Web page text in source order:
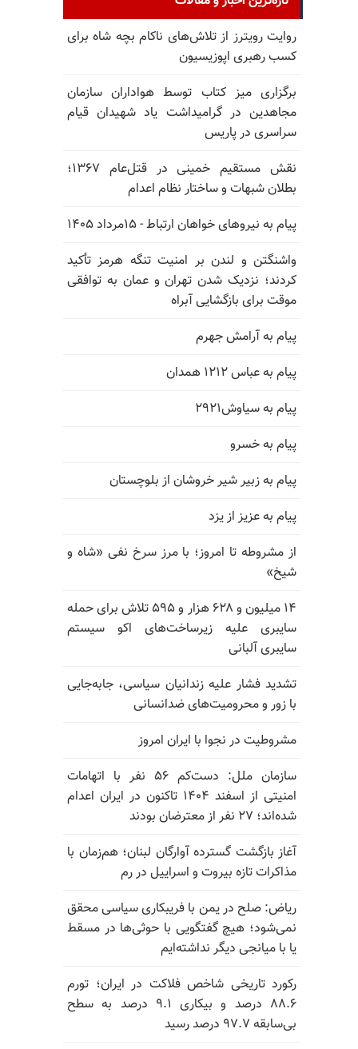
روایت رویترز از تلاش‌های ناکام بچه شاه برای
کسب رهبری اپوزیسیون
برگزاری میز کتاب توسط هواداران سازمان
مجاهدین در گرامیداشت یاد شهیدان قیام
سراسری در پاریس
نقش مستقیم خمینی در قتل‌عام ۱۳۶۷؛
بطلان شبهات و ساختار نظام اعدام
پیام به نیروهای خواهان ارتباط - ۱۵مرداد ۱۴۰۵
واشنگتن و لندن بر امنیت تنگه هرمز تأکید
کردند؛ نزدیک شدن تهران و عمان به توافقی
موقت برای بازگشایی آبراه
پیام به آرامش جهرم
پیام به عباس ۱۲۱۲ همدان
پیام به سیاوش۲۹۲۱
پیام به خسرو
پیام به زبیر شیر خروشان از بلوچستان
پیام به عزیز از یزد
از مشروطه تا امروز؛ با مرز سرخ نفی «شاه و
شیخ»
۱۴ میلیون و ۶۲۸ هزار و ۵۹۵ تلاش برای حمله
سایبری علیه زیرساخت‌های اکو سیستم
سایبری آلبانی
تشدید فشار علیه زندانیان سیاسی، جابه‌جایی
با زور و محرومیت‌های ضدانسانی
مشروطیت در نجوا با ایران امروز
سازمان ملل: دست‌کم ۵۶ نفر با اتهامات
امنیتی از اسفند ۱۴۰۴ تاکنون در ایران اعدام
شده‌اند؛ ۲۷ نفر از معترضان بودند
آغاز بازگشت گسترده آوارگان لبنان؛ هم‌زمان با
مذاکرات تازه بیروت و اسراییل در رم
ریاض: صلح در یمن با فریبکاری سیاسی محقق
نمی‌شود؛ هیچ گفتگویی با حوثی‌ها در مسقط
یا با میانجی دیگر نداشته‌ایم
رکورد تاریخی شاخص فلاکت در ایران؛ تورم
۸۸.۶ درصد و بیکاری ۹.۱ درصد به سطح
بی‌سابقه ۹۷.۷ درصد رسید